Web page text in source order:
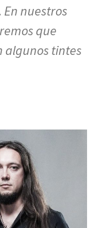
nuestros
que
algunos tintes